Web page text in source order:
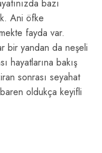
bazı
Ani öfke
fayda var.
bir yandan da neşeli
hayatlarına bakış
sonrası seyahat
oldukça keyifli